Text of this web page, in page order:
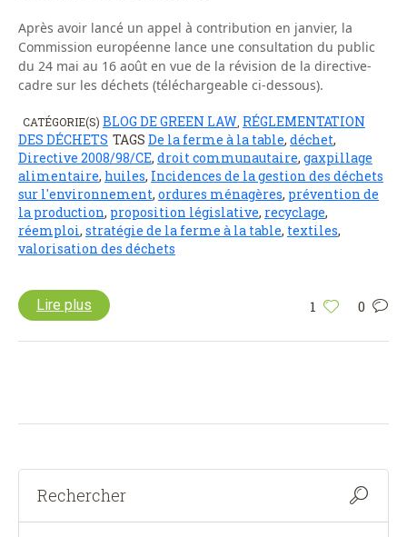
Après avoir lancé un appel à contribution en janvier, la
Commission européenne lance une consultation du public
du 24 mai au 16 août en vue de la révision de la directive-
cadre sur les déchets (téléchargeable ci-dessous).
CATÉGORIE(S) BLOG DE GREEN LAW RÉGLEMENTATION
DES DÉCHETS TAGS De la ferme à la table, déchet,
Directive 2008/98/CE, droit communautaire, gaxpillage
alimentaire, huiles, Incidences de la gestion des déchets
sur l'environnement, ordures ménagères, prévention de
la production, proposition législative, recyclage,
réemploi, stratégie de la ferme à la table, textiles,
valorisation des déchets
1 0
Lire plus